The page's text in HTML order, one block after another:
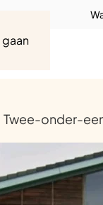
gaan
Twee-onder-